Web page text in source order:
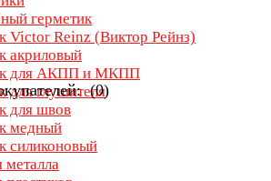
герметик
Victor Reinz (Виктор Рейнз)
акриловый
для АКПП и МКПП
для глушителя
для швов
медный
силиконовый
металла
(0)